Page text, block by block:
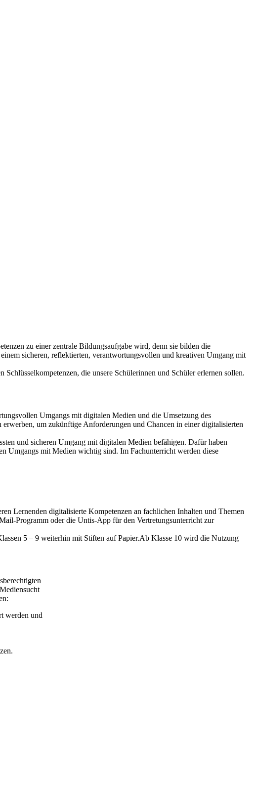
zu einer zentrale Bildungsaufgabe wird, denn sie bilden die
sicheren, reflektierten, verantwortungsvollen und kreativen Umgang mit
die unsere Schülerinnen und Schüler erlernen sollen.
Umgangs mit digitalen Medien und die Umsetzung des
um zukünftige Anforderungen und Chancen in einer digitalisierten
und sicheren Umgang mit digitalen Medien befähigen. Dafür haben
Umgangs mit Medien wichtig sind. Im Fachunterricht werden diese
Lernenden digitalisierte Kompetenzen an fachlichen Inhalten und Themen
Programm oder die Untis-App für den Vertretungsunterricht zur
5 – 9 weiterhin mit Stiften auf Papier.Ab Klasse 10 wird die Nutzung
werden und